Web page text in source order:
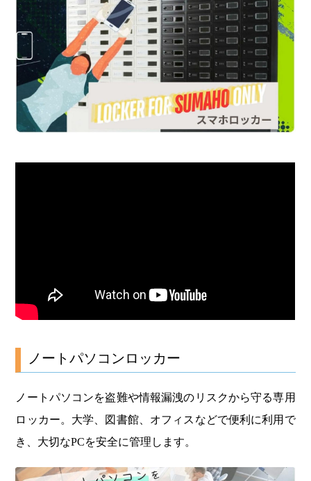
ノートパソコンロッカー
ノートパソコンを盗難や情報漏洩のリスクから守る専用
ロッカー。大学、図書館、オフィスなどで便利に利用で
き、大切なPCを安全に管理します。